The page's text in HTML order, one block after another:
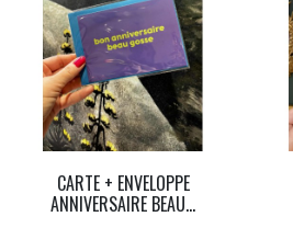
CARTE + ENVELOPPE
ANNIVERSAIRE BEAU...